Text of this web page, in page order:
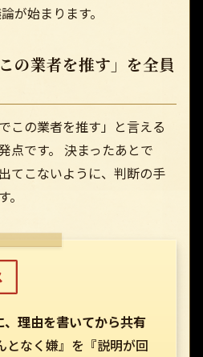
が始まります。
の業者を推す」を全員
この業者を推す」と言える
点です。 決まったあとで
てこないように、判断の手
理由を書いてから共有
となく嫌』を『説明が回